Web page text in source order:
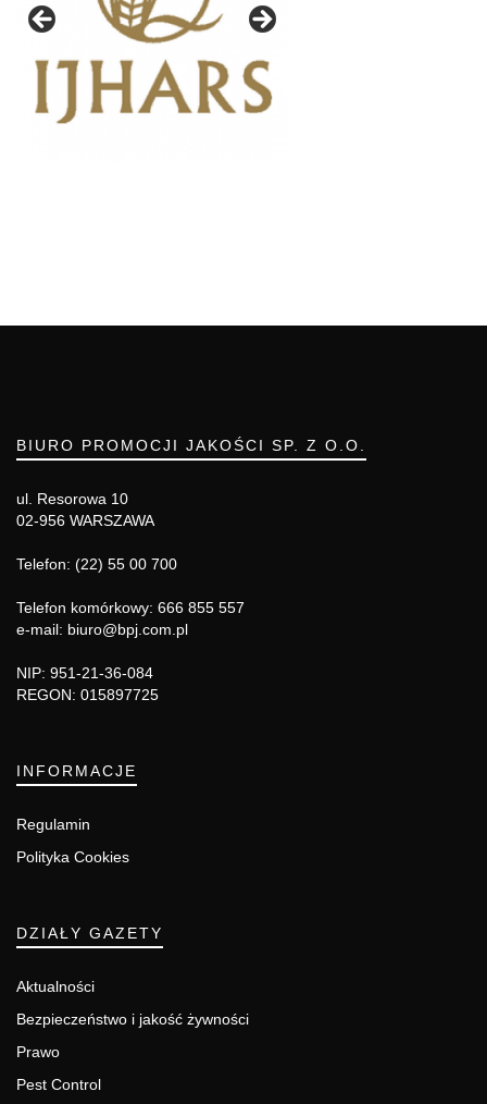
BIURO PROMOCJI JAKOŚCI SP. Z O.O.
ul. Resorowa 10
02-956 WARSZAWA
Telefon: (22) 55 00 700
Telefon komórkowy: 666 855 557
e-mail: biuro@bpj.com.pl
NIP: 951-21-36-084
REGON: 015897725
INFORMACJE
Regulamin
Polityka Cookies
DZIAŁY GAZETY
Aktualności
Bezpieczeństwo i jakość żywności
Prawo
Pest Control